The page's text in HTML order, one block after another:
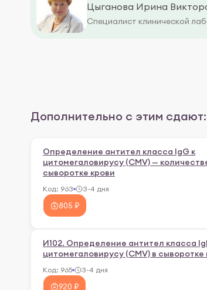
Цыганова Ирина
Специалист клинической
Дополнительно с этим сдают:
Определение антител класса IgG к
цитомегаловирусу (CMV) —
сыворотке крови
Код: 963 3-4 дня
805 ₽
И102. Определение антител класса
цитомегаловирусу (CMV) в сыворотке
Код: 965 3-4 дня
920 ₽